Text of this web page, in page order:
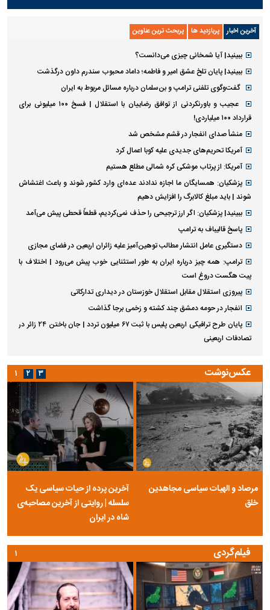
آخرین اخبار پربازدید ها پربحث ترین عناوین
ببینید| آیا شمخانی چیزی می‌دانست؟
ببینید| پایان تلخ عشق امیر و فاطمه؛ داماد محبوب سندرم داون درگذشت
گفت‌وگوی تلفنی ترامپ و بن‌سلمان درباره مسائل مربوط به ایران
عجیب و باورنکردنی از توافق رضاییان با استقلال | فسخ ۱۰۰ میلیونی برای
قرارداد ۱۰۰ میلیاردی!
منشأ صدای انفجار در قشم مشخص شد
آمریکا تحریم‌های جدیدی علیه کوبا اعمال کرد
آمریکا: از پرتاب موشکی کره شمالی مطلع هستیم
پزشکیان: همسایگان ما اجازه ندادند عده‌ای وارد کشور شوند و باعث اغتشاش
شوند | باید مبلغ کالابرگ را افزایش دهیم
ببینید| پزشکیان: اگر ارز ترجیحی را حذف نمی‌کردیم، قطعاً قحطی پیش می‌آمد
پاسخ قالیباف به ترامپ
دستگیری عامل انتشار مطالب توهین‌آمیز علیه زائران اربعین در فضای مجازی
ترامپ: همه چیز درباره ایران به طور استثنایی خوب پیش می‌رود | اختلاف با
پیت هگست دروغ است
پیروزی استقلال مقابل استقلال خوزستان در دیداری تدارکاتی
انفجار در حومه دمشق چند کشته و زخمی برجا گذاشت
پایان طرح ترافیکی اربعین پلیس با ثبت ۶۷ میلیون تردد | جان باختن ۲۴ زائر در
تصادفات اربعینی
عکس‌نوشت
مرصاد و الهیات سیاسی مجاهدین
خلق
آخرین پرده از حیات سیاسی یک
سلسله | روایتی از آخرین مصاحبه‌ی
شاه در ایران
۱ ۲ ۳
فیلم‌گردی ۱